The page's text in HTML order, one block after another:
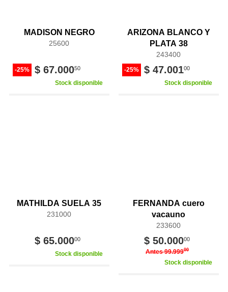
MADISON NEGRO
25600
-25% $ 67.00050
Stock disponible
ARIZONA BLANCO Y
PLATA 38
243400
-25% $ 47.00100
Stock disponible
MATHILDA SUELA 35
231000
$ 65.00000
Stock disponible
FERNANDA cuero
vacauno
233600
$ 50.00000
Antes 99.99900
Stock disponible